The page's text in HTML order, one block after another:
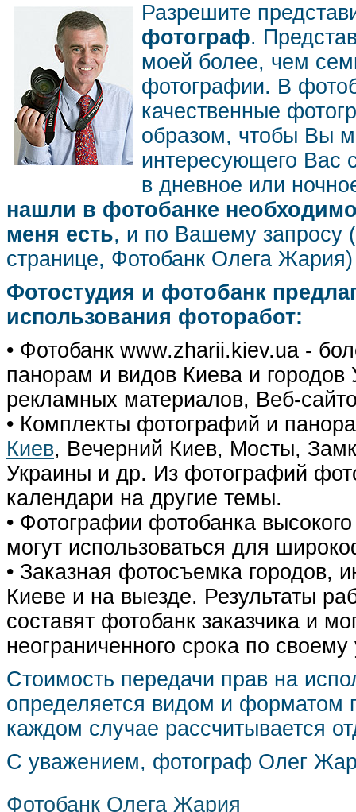
Разрешите
фотограф.
моей более, чем
фотографии. В
качественные
образом, чтобы Вы
интересующего Вас
в дневное или
нашли в фотобанке
меня есть, и по Вашему запросу
странице, Фотобанк Олега
Фотостудия и фотобанк
использования фоторабот:
• Фотобанк www.zharii.kiev.ua -
панорам и видов Киева и городов
рекламных материалов, Веб-
• Комплекты фотографий и
Киев, Вечерний Киев, Мосты,
Украины и др. Из фотографий
календари на другие темы.
• Фотографии фотобанка
могут использоваться для
• Заказная фотосъемка городов,
Киеве и на выезде. Результаты
составят фотобанк заказчика и
неограниченного срока по
Стоимость передачи прав на
определяется видом и форматом
каждом случае рассчитывается
С уважением, фотограф Олег
Фотобанк Олега Жария